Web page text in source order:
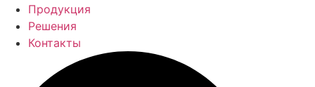
Продукция
Решения
Контакты